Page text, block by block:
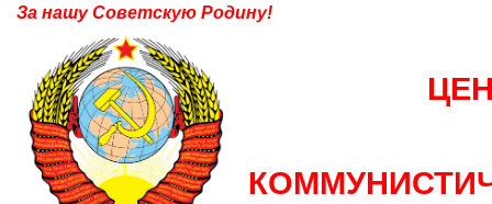
За нашу Советскую Родину!